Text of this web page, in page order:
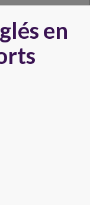
en